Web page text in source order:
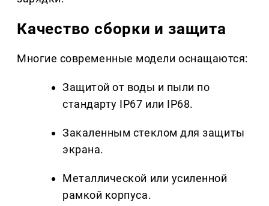
Качество сборки и защита
Многие современные модели оснащаются:
Защитой от воды и пыли по
стандарту IP67 или IP68.
Закаленным стеклом для защиты
экрана.
Металлической или усиленной
рамкой корпуса.